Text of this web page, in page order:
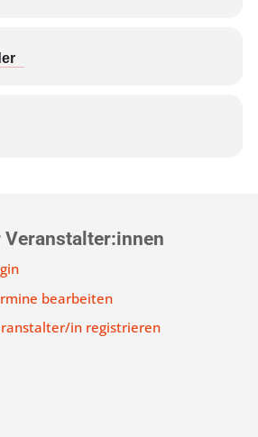
Veranstalter:innen
bearbeiten
in registrieren